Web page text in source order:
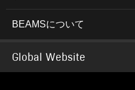
BEAMSについて
Global Website